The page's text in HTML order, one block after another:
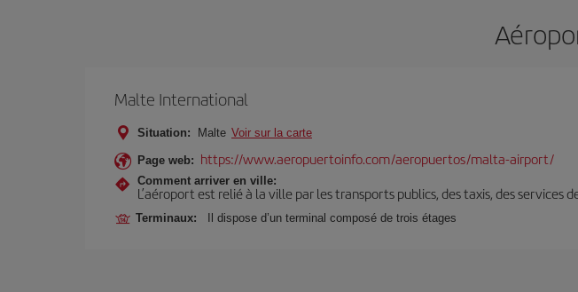
Malte International
Situation: Malte Voir sur la carte
Page web: https://www.aeropuertoinfo.com/aeropuertos/malta-airport/
Comment arriver en ville:
L’aéroport est relié à la ville par les transports publics, des taxis, des
Terminaux: Il dispose d’un terminal composé de trois étages